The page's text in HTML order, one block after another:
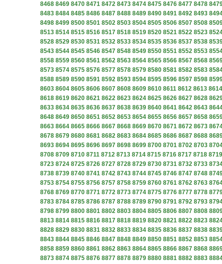
8468 8469 8470 8471 8472 8473 8474 8475 8476 8477 8478
8483 8484 8485 8486 8487 8488 8489 8490 8491 8492 8493
8498 8499 8500 8501 8502 8503 8504 8505 8506 8507 8508
8513 8514 8515 8516 8517 8518 8519 8520 8521 8522 8523
8528 8529 8530 8531 8532 8533 8534 8535 8536 8537 8538
8543 8544 8545 8546 8547 8548 8549 8550 8551 8552 8553
8558 8559 8560 8561 8562 8563 8564 8565 8566 8567 8568
8573 8574 8575 8576 8577 8578 8579 8580 8581 8582 8583
8588 8589 8590 8591 8592 8593 8594 8595 8596 8597 8598
8603 8604 8605 8606 8607 8608 8609 8610 8611 8612 8613 8614
8618 8619 8620 8621 8622 8623 8624 8625 8626 8627 8628
8633 8634 8635 8636 8637 8638 8639 8640 8641 8642 8643
8648 8649 8650 8651 8652 8653 8654 8655 8656 8657 8658
8663 8664 8665 8666 8667 8668 8669 8670 8671 8672 8673
8678 8679 8680 8681 8682 8683 8684 8685 8686 8687 8688
8693 8694 8695 8696 8697 8698 8699 8700 8701 8702 8703
8708 8709 8710 8711 8712 8713 8714 8715 8716 8717 8718 8719
8723 8724 8725 8726 8727 8728 8729 8730 8731 8732 8733
8738 8739 8740 8741 8742 8743 8744 8745 8746 8747 8748
8753 8754 8755 8756 8757 8758 8759 8760 8761 8762 8763
8768 8769 8770 8771 8772 8773 8774 8775 8776 8777 8778
8783 8784 8785 8786 8787 8788 8789 8790 8791 8792 8793
8798 8799 8800 8801 8802 8803 8804 8805 8806 8807 8808
8813 8814 8815 8816 8817 8818 8819 8820 8821 8822 8823
8828 8829 8830 8831 8832 8833 8834 8835 8836 8837 8838
8843 8844 8845 8846 8847 8848 8849 8850 8851 8852 8853
8858 8859 8860 8861 8862 8863 8864 8865 8866 8867 8868
8873 8874 8875 8876 8877 8878 8879 8880 8881 8882 8883